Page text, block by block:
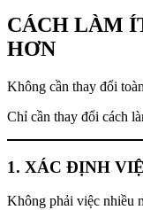
CÁCH LÀM
HƠN
Không cần thay đổi
Chỉ cần thay đổi cách
1. XÁC ĐỊNH
Không phải việc nhiều